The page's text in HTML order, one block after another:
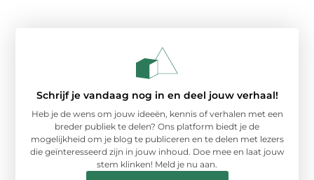
Schrijf je vandaag nog in en deel jouw verhaal!
Heb je de wens om jouw ideeën, kennis of verhalen met een
breder publiek te delen? Ons platform biedt je de
mogelijkheid om je blog te publiceren en te delen met lezers
die geïnteresseerd zijn in jouw inhoud. Doe mee en laat jouw
stem klinken! Meld je nu aan.